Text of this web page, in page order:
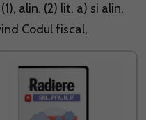
alin. (2) lit. a) si alin.
Codul fiscal,